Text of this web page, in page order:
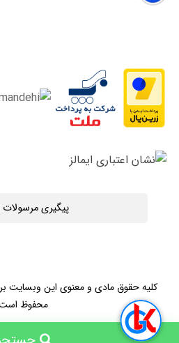
پیگیری
کلیه حقوق مادی و معنوی این وبسایت
محفوظ